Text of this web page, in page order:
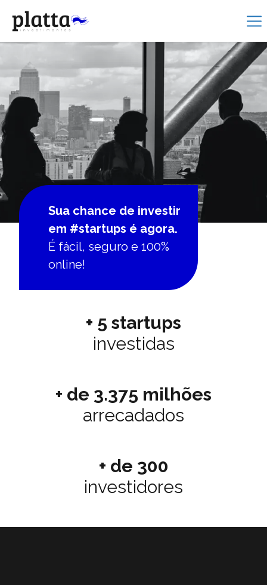
Sua chance de investir
em #startups é agora.
É fácil, seguro e 100%
online!
+ 5 startups
investidas
+ de 3.375 milhões
arrecadados
+ de 300
investidores